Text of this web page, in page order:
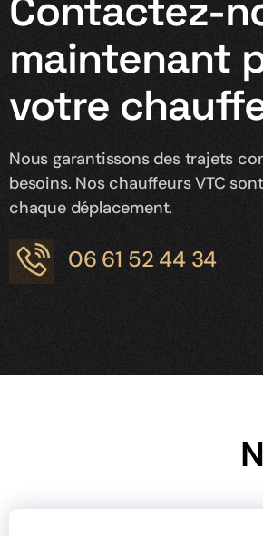
Contactez-
maintenant
votre
Nous garantissons des trajets
besoins. Nos chauffeurs VTC
chaque déplacement.
06 61 52 44 34